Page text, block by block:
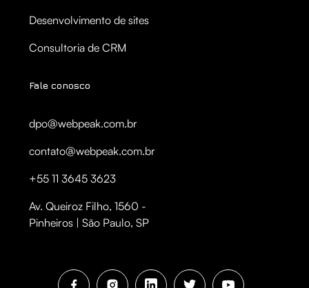
Desenvolvimento de sites
Consultoria de CRM
Fale conosco
dpo@webpeak.com.br
contato@webpeak.com.br
+55 11 3645 3623
Av. Queiroz Filho, 1560 -
Pinheiros | São Paulo, SP